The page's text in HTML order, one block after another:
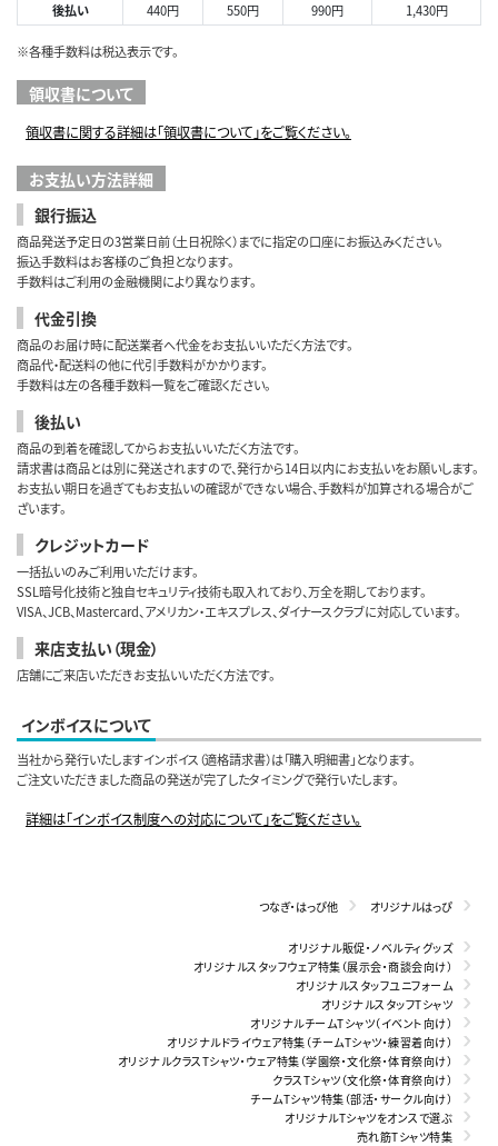
後払い
440円 550円 990円 1,430円
※各種手数料は税込表示です。
領収書について
領収書に関する詳細は「領収書について」をご覧ください。
お支払い方法詳細
銀行振込
商品発送予定日の3営業日前（土日祝除く）までに指定の口座にお振込みください。
振込手数料はお客様のご負担となります。
手数料はご利用の金融機関により異なります。
代金引換
商品のお届け時に配送業者へ代金をお支払いいただく方法です。
商品代・配送料の他に代引手数料がかかります。
手数料は左の各種手数料一覧をご確認ください。
後払い
商品の到着を確認してからお支払いいただく方法です。
請求書は商品とは別に発送されますので、発行から14日以内にお支払いをお願いします。
お支払い期日を過ぎてもお支払いの確認ができない場合、手数料が加算される場合がご
ざいます。
クレジットカード
一括払いのみご利用いただけます。
SSL暗号化技術と独自セキュリティ技術も取入れており、万全を期しております。
VISA、JCB、Mastercard、アメリカン・エキスプレス、ダイナースクラブに対応しています。
来店支払い（現金）
店舗にご来店いただきお支払いいただく方法です。
インボイスについて
当社から発行いたしますインボイス（適格請求書）は「購入明細書」となります。
ご注文いただきました商品の発送が完了したタイミングで発行いたします。
詳細は「インボイス制度への対応について」をご覧ください。
つなぎ・はっぴ他 オリジナルはっぴ
オリジナル販促・ノベルティグッズ
オリジナルスタッフウェア特集（展示会・商談会向け）
オリジナルスタッフユニフォーム
オリジナルスタッフTシャツ
オリジナルチームTシャツ（イベント向け）
オリジナルドライウェア特集（チームTシャツ・練習着向け）
オリジナルクラスTシャツ・ウェア特集（学園祭・文化祭・体育祭向け）
クラスTシャツ（文化祭・体育祭向け）
チームTシャツ特集（部活・サークル向け）
オリジナルTシャツをオンスで選ぶ
売れ筋Tシャツ特集